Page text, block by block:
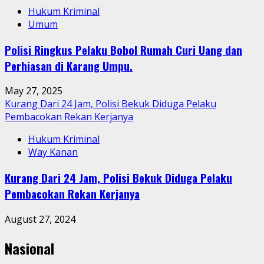
Hukum Kriminal
Umum
Polisi Ringkus Pelaku Bobol Rumah Curi Uang dan
Perhiasan di Karang Umpu.
May 27, 2025
Kurang Dari 24 Jam, Polisi Bekuk Diduga Pelaku
Pembacokan Rekan Kerjanya
Hukum Kriminal
Way Kanan
Kurang Dari 24 Jam, Polisi Bekuk Diduga Pelaku
Pembacokan Rekan Kerjanya
August 27, 2024
Nasional